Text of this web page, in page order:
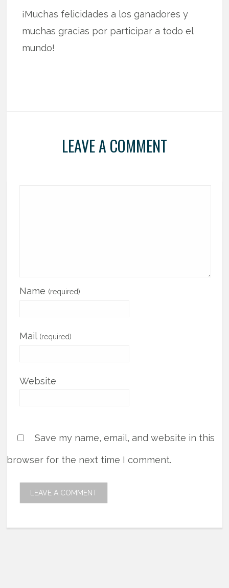
¡Muchas felicidades a los ganadores y
muchas gracias por participar a todo el
mundo!
LEAVE A COMMENT
Name (required)
Mail (required)
Website
Save my name, email, and website in this
browser for the next time I comment.